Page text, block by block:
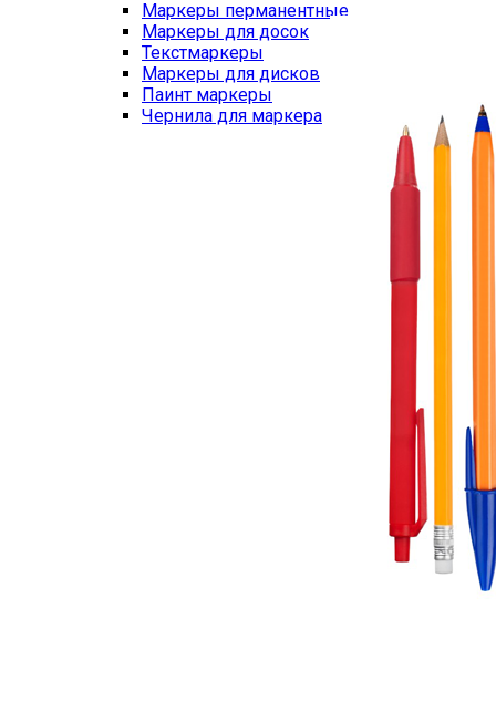
Маркеры перманентные
Маркеры для досок
Текстмаркеры
Маркеры для дисков
Паинт маркеры
Чернила для маркера